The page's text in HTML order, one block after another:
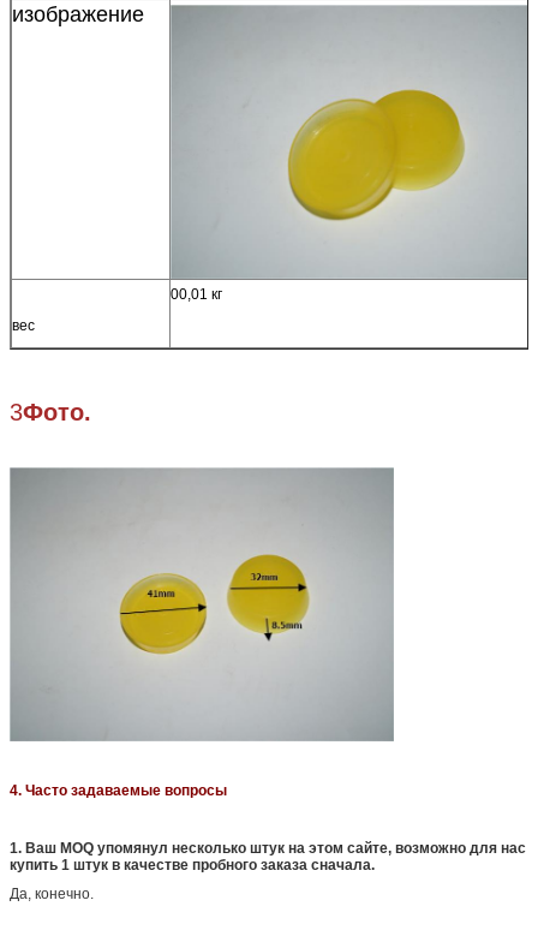
изображение
вес
00,01 кг
3Фото.
4. Часто задаваемые вопросы
1. Ваш MOQ упомянул несколько штук на этом сайте, возможно для нас
купить 1 штук в качестве пробного заказа сначала.
Да, конечно.